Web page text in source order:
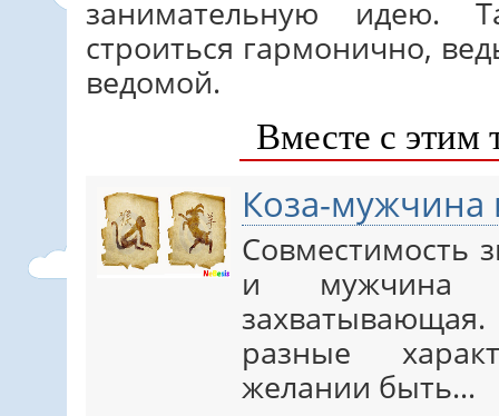
занимательную идею.
строиться гармонично,
ведомой.
Вместе с этим
Коза-
Совместимость
и мужчина
разные
желании быть…